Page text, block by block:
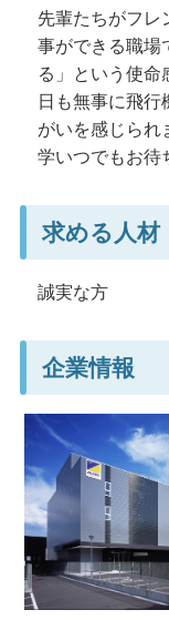
先輩たちがフレ
事ができる職場
る」という使命
日も無事に飛行
がいを感じられ
学いつでもお待
求める人材
誠実な方
企業情報